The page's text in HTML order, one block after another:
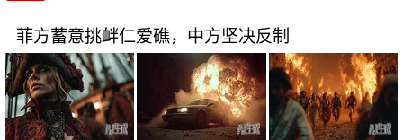
菲方蓄意挑衅仁爱礁，中方坚决反制